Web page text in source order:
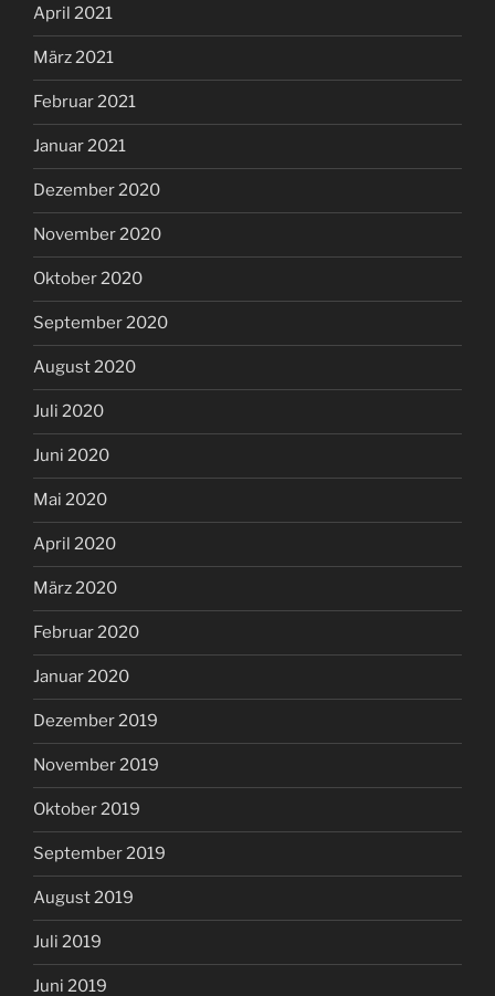
April 2021
März 2021
Februar 2021
Januar 2021
Dezember 2020
November 2020
Oktober 2020
September 2020
August 2020
Juli 2020
Juni 2020
Mai 2020
April 2020
März 2020
Februar 2020
Januar 2020
Dezember 2019
November 2019
Oktober 2019
September 2019
August 2019
Juli 2019
Juni 2019